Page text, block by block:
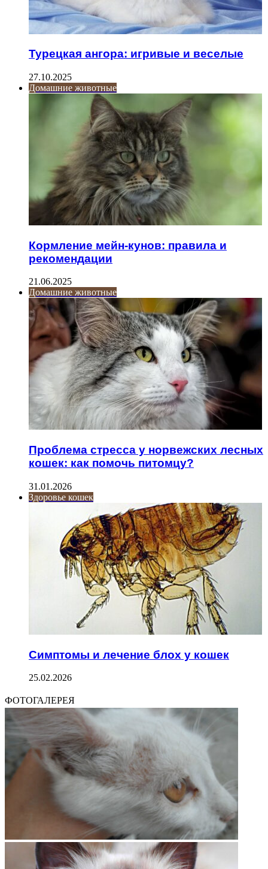
Турецкая ангора: игривые и веселые
27.10.2025
Домашние животные
Кормление мейн-кунов: правила и
рекомендации
21.06.2025
Домашние животные
Проблема стресса у норвежских лесных
кошек: как помочь питомцу?
31.01.2026
Здоровье кошек
Симптомы и лечение блох у кошек
25.02.2026
ФОТОГАЛЕРЕЯ